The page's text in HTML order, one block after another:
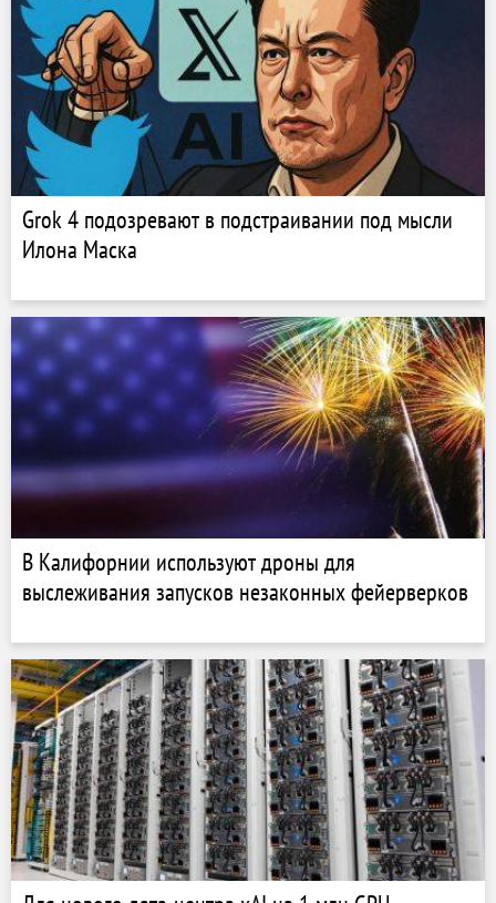
Grok 4 подозревают в подстраивании под мысли
Илона Маска
В Калифорнии используют дроны для
выслеживания запусков незаконных фейерверков